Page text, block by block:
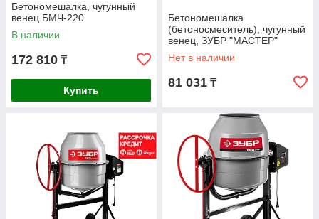
Бетономешалка, чугунный
венец БМЧ-220
В наличии
172 810 ₸
Купить
Бетономешалка
(бетоносмеситель), чугунный
венец, ЗУБР "МАСТЕР"
БС-120-600, 120 л, 600Вт
(БС-120-600)
Нет в наличии
81 031 ₸